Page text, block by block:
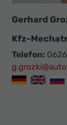
Gerhard
Kfz-
Telefon: